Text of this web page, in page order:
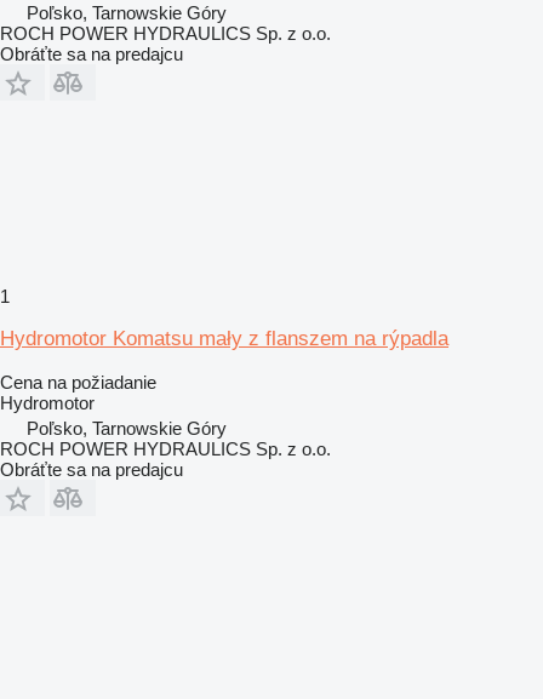
Poľsko, Tarnowskie Góry
ROCH POWER HYDRAULICS Sp. z o.o.
Obráťte sa na predajcu
1
Hydromotor Komatsu mały z flanszem na rýpadla
Cena na požiadanie
Hydromotor
Poľsko, Tarnowskie Góry
ROCH POWER HYDRAULICS Sp. z o.o.
Obráťte sa na predajcu